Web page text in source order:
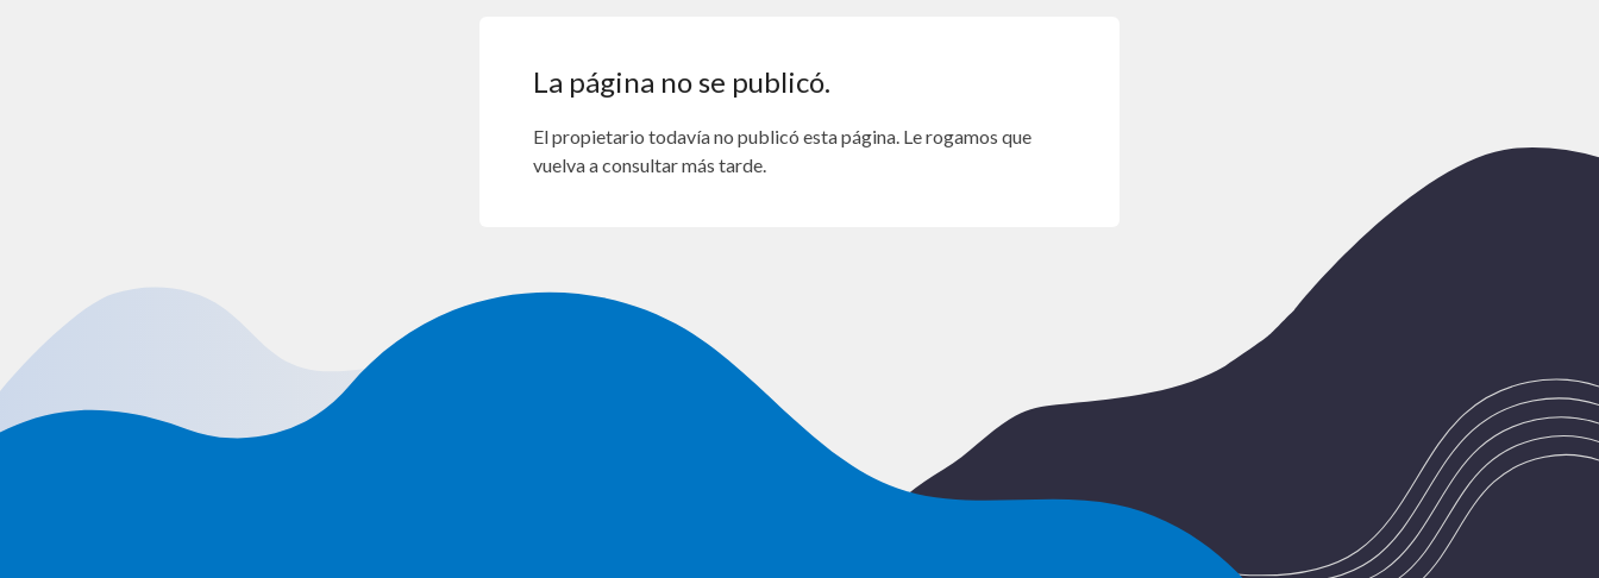
La página no se publicó.
El propietario todavía no publicó esta página. Le rogamos que
vuelva a consultar más tarde.